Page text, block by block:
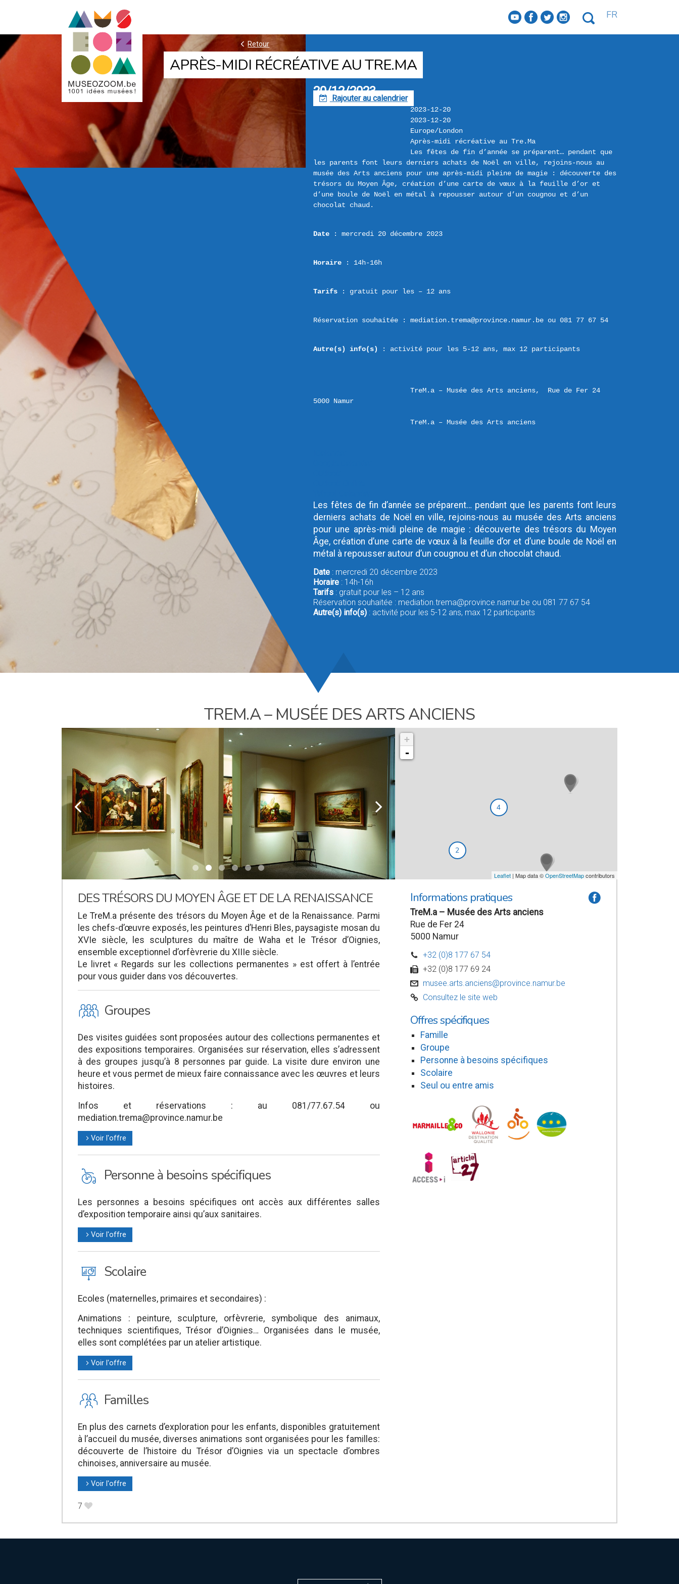
f a b e FR
k Retour
APRÈS-MIDI RÉCRÉATIVE AU TRE.MA
20/12/2023
F Rajouter au calendrier
2023-12-20
2023-12-20
Europe/London
Après-midi récréative au Tre.Ma
Les fêtes de fin d’année se préparent… pendant que
les parents font leurs derniers achats de Noël en ville, rejoins-nous au
musée des Arts anciens pour une après-midi pleine de magie : découverte des
trésors du Moyen Âge, création d’une carte de vœux à la feuille d’or et
d’une boule de Noël en métal à repousser autour d’un cougnou et d’un
Date : mercredi 20 décembre 2023
Horaire : 14h-16h
Tarifs : gratuit pour les – 12 ans
Réservation souhaitée : mediation.trema@province.namur.be ou 081 77 67 54
Autre(s) info(s) : activité pour les 5-12 ans, max 12 participants
TreM.a – Musée des Arts anciens,  Rue de Fer 24
TreM.a – Musée des Arts anciens
Les fêtes de fin d’année se préparent… pendant que les parents font leurs
derniers achats de Noël en ville, rejoins-nous au musée des Arts anciens
pour une après-midi pleine de magie : découverte des trésors du Moyen
Âge, création d’une carte de vœux à la feuille d’or et d’une boule de Noël en
métal à repousser autour d’un cougnou et d’un chocolat chaud.
Date: mercredi 20 décembre 2023
Horaire: 14h-16h
Tarifs: gratuit pour les – 12 ans
Réservation souhaitée : mediation.trema@province.namur.be ou 081 77 67 54
Autre(s) info(s): activité pour les 5-12 ans, max 12 participants
TREM.A – MUSÉE DES ARTS ANCIENS
k l 4
2
+
-
Leaflet | Map data ©OpenStreetMapcontributors
DES TRÉSORS DU MOYEN ÂGE ET DE LA RENAISSANCE
Le TreM.a présente des trésors du Moyen Âge et de la Renaissance. Parmi
les chefs-d’œuvre exposés, les peintures d’Henri Bles, paysagiste mosan du
XVIe siècle, les sculptures du maître de Waha et le Trésor d’Oignies,
ensemble exceptionnel d’orfèvrerie du XIIIe siècle.
Le livret « Regards sur les collections permanentes » est offert à l’entrée
pour vous guider dans vos découvertes.
O Groupes
Des visites guidées sont proposées autour des collections permanentes et
des expositions temporaires. Organisées sur réservation, elles s’adressent
à des groupes jusqu’à 8 personnes par guide. La visite dure environ une
heure et vous permet de mieux faire connaissance avec les œuvres et leurs
histoires.
Infos et réservations : au 081/77.67.54 ou
mediation.trema@province.namur.be
l Voir l'offre
L Personne à besoins spécifiques
Les personnes a besoins spécifiques ont accès aux différentes salles
d’exposition temporaire ainsi qu’aux sanitaires.
l Voir l'offre
J Scolaire
Ecoles (maternelles, primaires et secondaires) :
Animations : peinture, sculpture, orfèvrerie, symbolique des animaux,
techniques scientifiques, Trésor d’Oignies… Organisées dans le musée,
elles sont complétées par un atelier artistique.
l Voir l'offre
K Familles
En plus des carnets d’exploration pour les enfants, disponibles gratuitement
à l’accueil du musée, diverses animations sont organisées pour les familles:
découverte de l’histoire du Trésor d’Oignies via un spectacle d’ombres
chinoises, anniversaire au musée.
l Voir l'offre
7 B
Informations pratiques
TreM.a – Musée des Arts anciens
Rue de Fer 24
5000 Namur
a
D +32 (0)8 177 67 54
w +32 (0)8 177 69 24
v musee.arts.anciens@province.namur.be
C Consultez le site web
Offres spécifiques
Famille
Groupe
Personne à besoins spécifiques
Scolaire
Seul ou entre amis